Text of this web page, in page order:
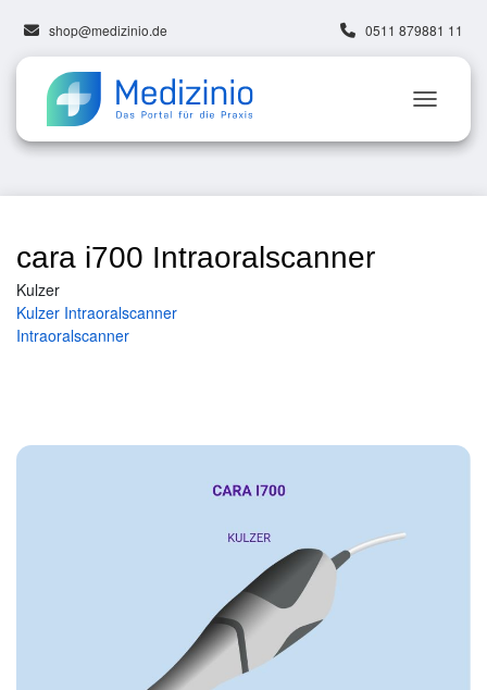
shop@medizinio.de 0511 879881 11
cara i700 Intraoralscanner
Kulzer
Kulzer Intraoralscanner
Intraoralscanner